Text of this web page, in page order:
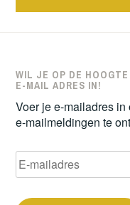
WIL JE OP DE
E-MAIL ADRES IN!
Voer je e-mailadres
e-mailmeldingen te
E-
mailadres